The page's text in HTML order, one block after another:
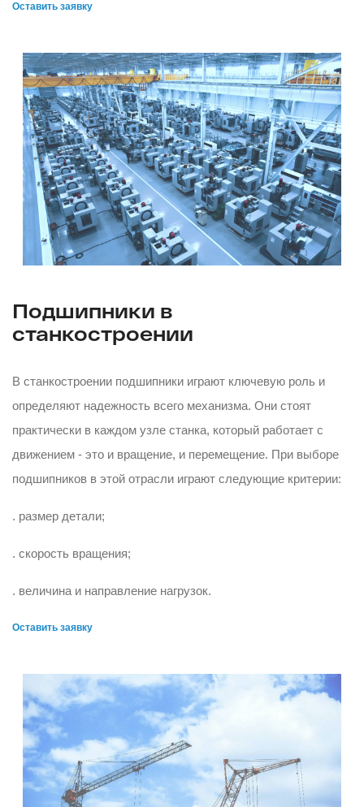
Оставить заявку
Подшипники в
станкостроении
В станкостроении подшипники играют ключевую роль и
определяют надежность всего механизма. Они стоят
практически в каждом узле станка, который работает с
движением - это и вращение, и перемещение. При выборе
подшипников в этой отрасли играют следующие критерии:
. размер детали;
. скорость вращения;
. величина и направление нагрузок.
Оставить заявку